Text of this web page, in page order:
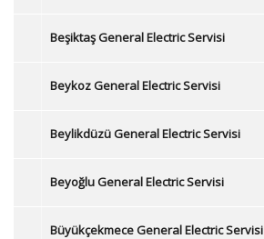
Beşiktaş General Electric Servisi
Beykoz General Electric Servisi
Beylikdüzü General Electric Servisi
Beyoğlu General Electric Servisi
Büyükçekmece General Electric Servisi